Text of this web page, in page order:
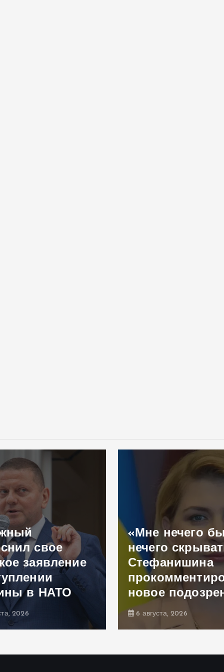
свое
заявление
в НАТО
2026
«Мне нечего
нечего
Стефанишина
новое
6 августа, 2026